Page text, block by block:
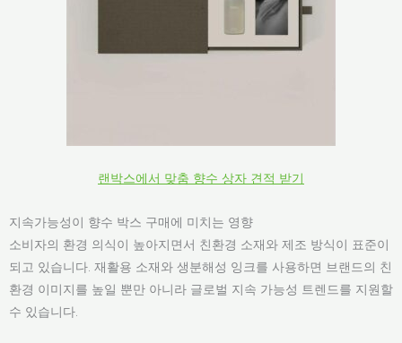
랜박스에서 맞춤 향수 상자 견적 받기
지속가능성이 향수 박스 구매에 미치는 영향
소비자의 환경 의식이 높아지면서 친환경 소재와 제조 방식이 표준이
되고 있습니다. 재활용 소재와 생분해성 잉크를 사용하면 브랜드의 친
환경 이미지를 높일 뿐만 아니라 글로벌 지속 가능성 트렌드를 지원할
수 있습니다.